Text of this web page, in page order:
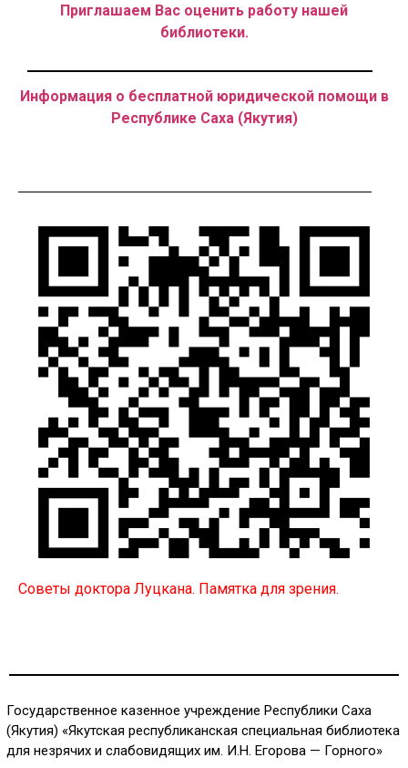
Приглашаем Вас оценить работу нашей
библиотеки.
Информация о бесплатной юридической помощи в
Республике Саха (Якутия)
Советы доктора Луцкана. Памятка для зрения.
Государственное казенное учреждение Республики Саха
(Якутия) «Якутская республиканская специальная библиотека
для незрячих и слабовидящих им. И.Н. Егорова — Горного»